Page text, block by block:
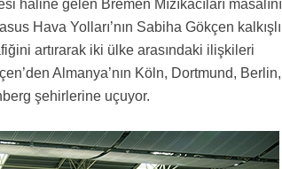
haline gelen Bremen Mızıkacıları masalını
Hava Yolları’nın Sabiha Gökçen kalkışlı
artırarak iki ülke arasındaki ilişkileri
Almanya’nın Köln, Dortmund, Berlin,
şehirlerine uçuyor.